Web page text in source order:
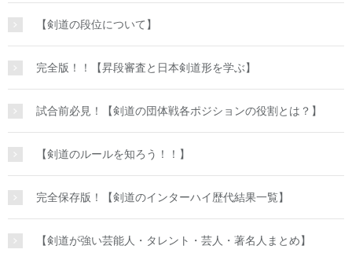
【剣道の段位について】
完全版！！【昇段審査と日本剣道形を学ぶ】
試合前必見！【剣道の団体戦各ポジションの役割とは？】
【剣道のルールを知ろう！！】
完全保存版！【剣道のインターハイ歴代結果一覧】
【剣道が強い芸能人・タレント・芸人・著名人まとめ】